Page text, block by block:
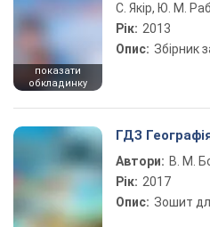
показати
обкладинку
С. Якір, Ю. М.
Рік: 2013
Опис: Збірник
ГДЗ
Автори: В. М.
Рік: 2017
Опис: Зошит